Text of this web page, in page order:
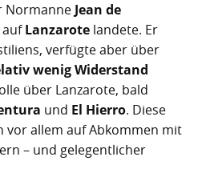
Normanne Jean de
aufLanzarote landete. Er
verfügte aber über
wenig Widerstand
über Lanzarote, bald
und El Hierro. Diese
vor allem auf Abkommen mit
– und gelegentlicher